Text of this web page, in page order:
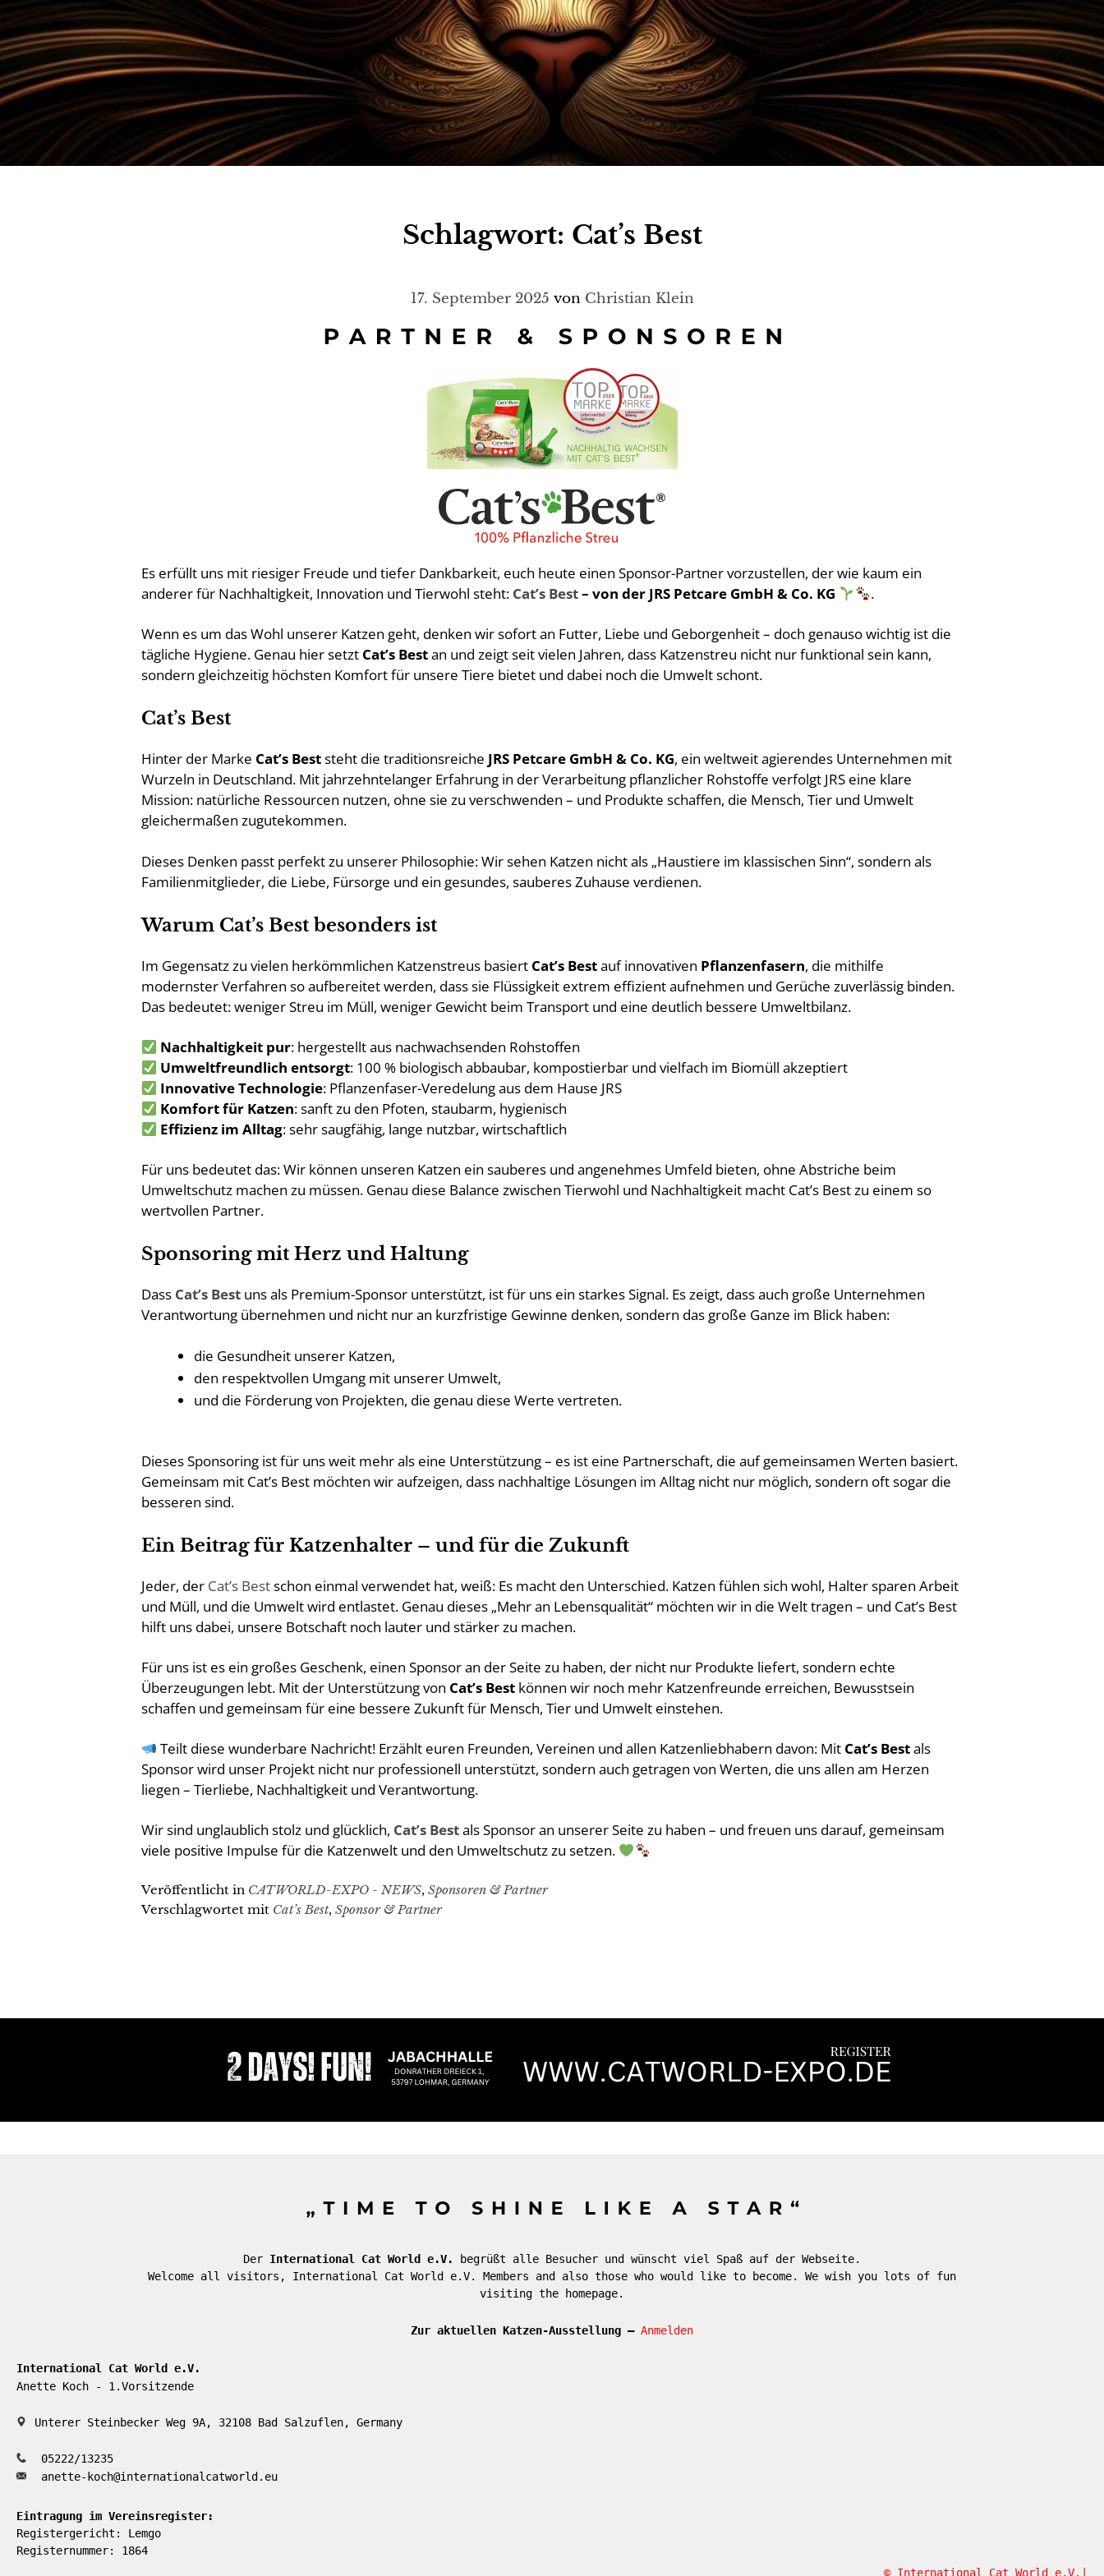
Schlagwort: Cat’s Best
17. September 2025 von Christian Klein
Es erfüllt uns mit riesiger Freude und tiefer Dankbarkeit, euch heute einen Sponsor-Partner vorzustellen, der wie kaum ein
anderer für Nachhaltigkeit, Innovation und Tierwohl steht: Cat’s Best– von der JRS Petcare GmbH & Co. KG .
Wenn es um das Wohl unserer Katzen geht, denken wir sofort an Futter, Liebe und Geborgenheit – doch genauso wichtig ist die
tägliche Hygiene. Genau hier setzt Cat’s Bestan und zeigt seit vielen Jahren, dass Katzenstreu nicht nur funktional sein kann,
sondern gleichzeitig höchsten Komfort für unsere Tiere bietet und dabei noch die Umwelt schont.
Cat’s Best
Hinter der Marke Cat’s Beststeht die traditionsreiche JRS Petcare GmbH & Co. KG, ein weltweit agierendes Unternehmen mit
Wurzeln in Deutschland. Mit jahrzehntelanger Erfahrung in der Verarbeitung pflanzlicher Rohstoffe verfolgt JRS eine klare
Mission: natürliche Ressourcen nutzen, ohne sie zu verschwenden – und Produkte schaffen, die Mensch, Tier und Umwelt
gleichermaßen zugutekommen.
Dieses Denken passt perfekt zu unserer Philosophie: Wir sehen Katzen nicht als „Haustiere im klassischen Sinn“, sondern als
Familienmitglieder, die Liebe, Fürsorge und ein gesundes, sauberes Zuhause verdienen.
Warum Cat’s Best besonders ist
Im Gegensatz zu vielen herkömmlichen Katzenstreus basiert Cat’s Bestauf innovativen Pflanzenfasern, die mithilfe
modernster Verfahren so aufbereitet werden, dass sie Flüssigkeit extrem effizient aufnehmen und Gerüche zuverlässig binden.
Das bedeutet: weniger Streu im Müll, weniger Gewicht beim Transport und eine deutlich bessere Umweltbilanz.
Nachhaltigkeit pur: hergestellt aus nachwachsenden Rohstoffen
Umweltfreundlich entsorgt: 100 % biologisch abbaubar, kompostierbar und vielfach im Biomüll akzeptiert
Innovative Technologie: Pflanzenfaser-Veredelung aus dem Hause JRS
Komfort für Katzen: sanft zu den Pfoten, staubarm, hygienisch
Effizienz im Alltag: sehr saugfähig, lange nutzbar, wirtschaftlich
Für uns bedeutet das: Wir können unseren Katzen ein sauberes und angenehmes Umfeld bieten, ohne Abstriche beim
Umweltschutz machen zu müssen. Genau diese Balance zwischen Tierwohl und Nachhaltigkeit macht Cat’s Best zu einem so
wertvollen Partner.
Sponsoring mit Herz und Haltung
Dass Cat’s Best uns als Premium-Sponsor unterstützt, ist für uns ein starkes Signal. Es zeigt, dass auch große Unternehmen
Verantwortung übernehmen und nicht nur an kurzfristige Gewinne denken, sondern das große Ganze im Blick haben:
die Gesundheit unserer Katzen,
den respektvollen Umgang mit unserer Umwelt,
und die Förderung von Projekten, die genau diese Werte vertreten.
Dieses Sponsoring ist für uns weit mehr als eine Unterstützung – es ist eine Partnerschaft, die auf gemeinsamen Werten basiert.
Gemeinsam mit Cat’s Best möchten wir aufzeigen, dass nachhaltige Lösungen im Alltag nicht nur möglich, sondern oft sogar die
besseren sind.
Ein Beitrag für Katzenhalter – und für die Zukunft
Jeder, der Cat’s Bestschon einmal verwendet hat, weiß: Es macht den Unterschied. Katzen fühlen sich wohl, Halter sparen Arbeit
und Müll, und die Umwelt wird entlastet. Genau dieses „Mehr an Lebensqualität“ möchten wir in die Welt tragen – und Cat’s Best
hilft uns dabei, unsere Botschaft noch lauter und stärker zu machen.
Für uns ist es ein großes Geschenk, einen Sponsor an der Seite zu haben, der nicht nur Produkte liefert, sondern echte
Überzeugungen lebt. Mit der Unterstützung von Cat’s Best können wir noch mehr Katzenfreunde erreichen, Bewusstsein
schaffen und gemeinsam für eine bessere Zukunft für Mensch, Tier und Umwelt einstehen.
Teilt diese wunderbare Nachricht! Erzählt euren Freunden, Vereinen und allen Katzenliebhabern davon: Mit Cat’s Bestals
Sponsor wird unser Projekt nicht nur professionell unterstützt, sondern auch getragen von Werten, die uns allen am Herzen
liegen – Tierliebe, Nachhaltigkeit und Verantwortung.
Wir sind unglaublich stolz und glücklich, Cat’s Bestals Sponsor an unserer Seite zu haben – und freuen uns darauf, gemeinsam
viele positive Impulse für die Katzenwelt und den Umweltschutz zu setzen.
Veröffentlicht in CATWORLD-EXPO - NEWS, Sponsoren & Partner
Verschlagwortet mit Cat’s Best, Sponsor & Partner
Der International Cat World e.V.
begrüßt alle Besucher und wünscht viel Spaß auf der Webseite.
Welcome all visitors, International Cat World e.V. Members and also those who would like to become. We wish you lots of fun
visiting the homepage.
Zur aktuellen Katzen-Ausstellung – Anmelden
International Cat World e.V.
Anette Koch - 1.Vorsitzende
Unterer Steinbecker Weg 9A, 32108 Bad Salzuflen, Germany
05222/13235
anette-koch@internationalcatworld.eu
Eintragung im Vereinsregister:
Registergericht: Lemgo
Registernummer: 1864
© International Cat World e.V.|